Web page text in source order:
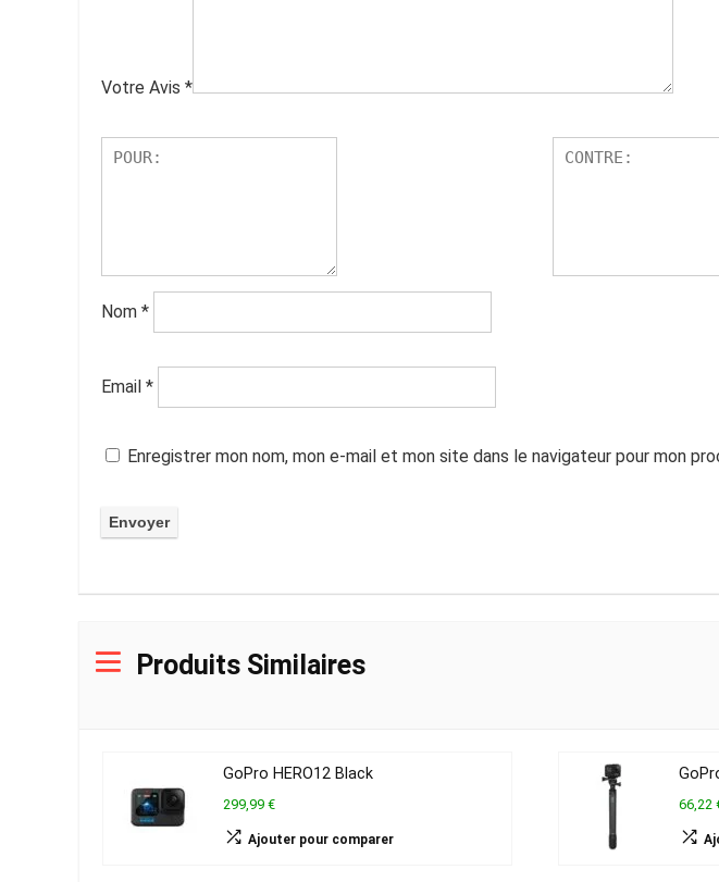
Votre Avis *
Nom *
Email *
Enregistrer mon nom, mon e-mail et mon site dans le navigateur pour mon
Produits Similaires
GoPro HERO12 Black
299,99 €
Ajouter pour comparer
66,22